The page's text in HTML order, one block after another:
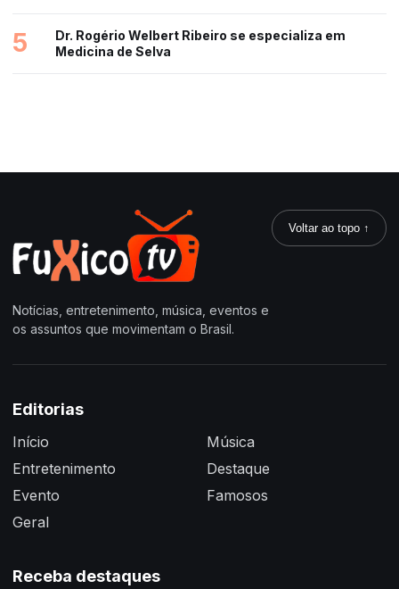
5
Dr. Rogério Welbert Ribeiro se especializa em
Medicina de Selva
Notícias, entretenimento, música, eventos e
os assuntos que movimentam o Brasil.
Voltar ao topo ↑
Editorias
Início
Entretenimento
Evento
Geral
Música
Destaque
Famosos
Receba destaques